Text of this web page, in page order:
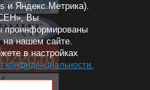
и Яндекс.Метрика).
Вы
проинформированы
на нашем сайте.
в настройках
конфиденциальности.